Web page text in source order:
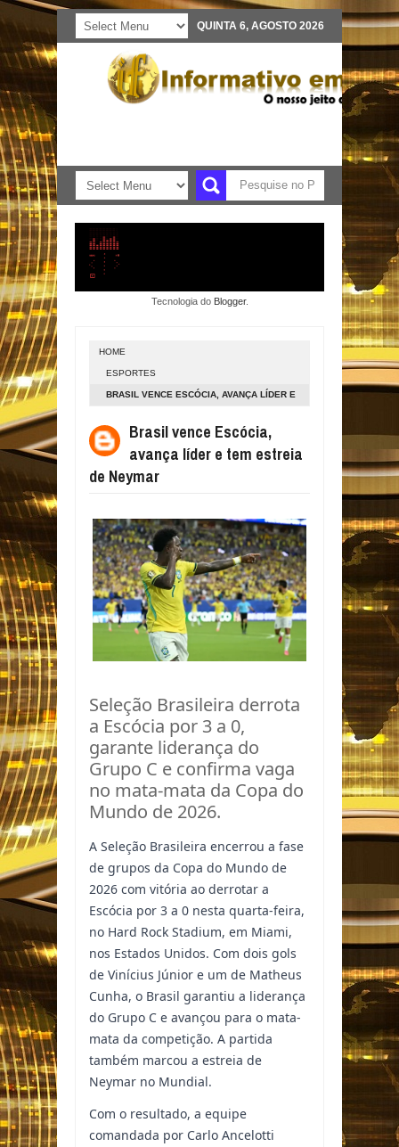
QUINTA 6, AGOSTO 2026
Tecnologia do Blogger.
HOME
ESPORTES
BRASIL VENCE ESCÓCIA, AVANÇA LÍDER E
Brasil vence Escócia,
avança líder e tem estreia
de Neymar
Seleção Brasileira derrota
a Escócia por 3 a 0,
garante liderança do
Grupo C e confirma vaga
no mata-mata da Copa do
Mundo de 2026.
A Seleção Brasileira encerrou a fase
de grupos da Copa do Mundo de
2026 com vitória ao derrotar a
Escócia por 3 a 0 nesta quarta-feira,
no Hard Rock Stadium, em Miami,
nos Estados Unidos. Com dois gols
de Vinícius Júnior e um de Matheus
Cunha, o Brasil garantiu a liderança
do Grupo C e avançou para o mata-
mata da competição. A partida
também marcou a estreia de
Neymar no Mundial.
Com o resultado, a equipe
comandada por Carlo Ancelotti